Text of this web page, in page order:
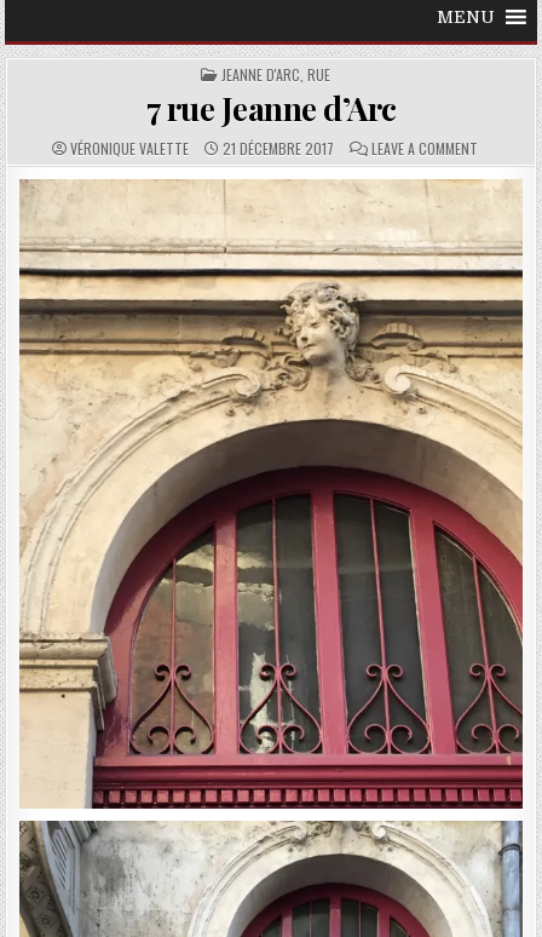
MENU
POSTED IN
JEANNE D'ARC, RUE
7 rue Jeanne d’Arc
AUTHOR:
VÉRONIQUE VALETTE PUBLISHED DATE:
21 DÉCEMBRE 2017 COMMENTS:
LEAVE A COMMENT ON 7 RUE